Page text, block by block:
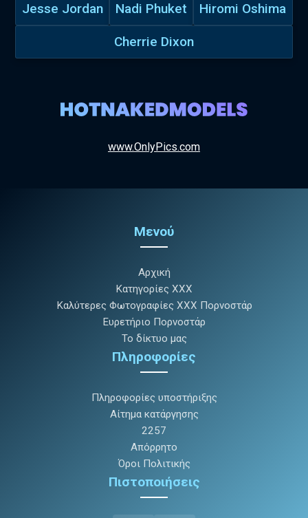
Jesse Jordan Nadi Phuket Hiromi Oshima
Cherrie Dixon
www.OnlyPics.com
Μενού
Αρχική
Κατηγορίες XXX
Καλύτερες Φωτογραφίες XXX Πορνοστάρ
Ευρετήριο Πορνοστάρ
Το δίκτυο μας
Πληροφορίες
Πληροφορίες υποστήριξης
Αίτημα κατάργησης
2257
Απόρρητο
Όροι Πολιτικής
Πιστοποιήσεις